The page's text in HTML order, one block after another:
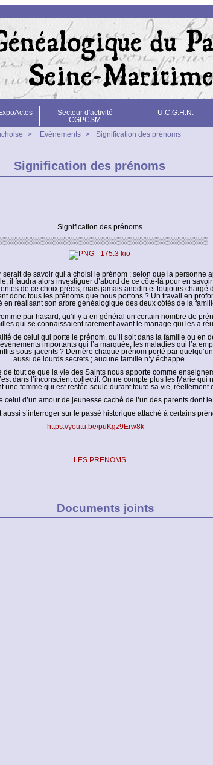
Secteur d'activité
CGPCSM
U.C.G.H.N.
> Evénements > Signification des prénoms
Signification des prénoms
.......................Signification des prénoms..........................
serait de savoir qui a choisi le prénom ; selon que la personne
il faudra alors investiguer d’abord de ce côté-là pour en
de ce choix précis, mais jamais anodin et toujours chargé
donc tous les prénoms que nous portons ? Un travail en
en réalisant son arbre généalogique des deux côtés de la
par hasard, qu’il y a en général un certain nombre de
qui se connaissaient rarement avant le mariage qui les a
de celui qui porte le prénom, qu’il soit dans la famille ou en
importants qui l’a marquée, les maladies qui l’a
sous-jacents ? Derrière chaque prénom porté par
aussi de lourds secrets ; aucune famille n’y échappe.
de tout ce que la vie des Saints nous apporte comme
dans l’inconscient collectif. On ne compte plus les Marie qui
une femme qui est restée seule durant toute sa vie, réellement
celui d’un amour de jeunesse caché de l’un des parents dont
aussi s’interroger sur le passé historique attaché à certains
https://youtu.be/puKgz9Erw8k
LES PRENOMS
Documents joints